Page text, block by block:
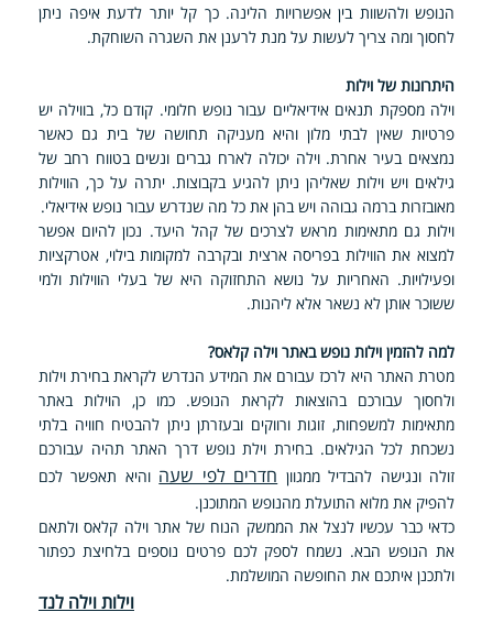
הנופש ולהשוות בין אפשרויות הלינה. כך קל יותר לדעת איפה ניתן
לחסוך ומה צריך לעשות על מנת לרענן את השגרה השוחקת.
היתרונות של וילות
וילה מספקת תנאים אידיאליים עבור נופש חלומי. קודם כל, בווילה יש
פרטיות שאין לבתי מלון והיא מעניקה תחושה של בית גם כאשר
נמצאים בעיר אחרת. וילה יכולה לארח גברים ונשים בטווח רחב של
גילאים ויש וילות שאליהן ניתן להגיע בקבוצות. יתרה על כך, הווילות
מאובזרות ברמה גבוהה ויש בהן את כל מה שנדרש עבור נופש אידיאלי.
וילות גם מתאימות מראש לצרכים של קהל היעד. נכון להיום אפשר
למצוא את הווילות בפריסה ארצית ובקרבה למקומות בילוי, אטרקציות
ופעילויות. האחריות על נושא התחזוקה היא של בעלי הווילות ולמי
ששוכר אותן לא נשאר אלא ליהנות.
למה להזמין וילות נופש באתר וילה קלאס?
מטרת האתר היא לרכז עבורם את המידע הנדרש לקראת בחירת וילות
ולחסוך עבורכם בהוצאות לקראת הנופש. כמו כן, הוילות באתר
מתאימות למשפחות, זוגות ורווקים ובעזרתן ניתן להבטיח חוויה בלתי
נשכחת לכל הגילאים. בחירת וילת נופש דרך האתר תהיה עבורכם
זולה ונגישה להבדיל ממגוון חדרים לפי שעה והיא תאפשר לכם
להפיק את מלוא התועלת מהנופש המתוכנן.
כדאי כבר עכשיו לנצל את הממשק הנוח של אתר וילה קלאס ולתאם
את הנופש הבא. נשמח לספק לכם פרטים נוספים בלחיצת כפתור
ולתכנן איתכם את החופשה המושלמת.
וילות וילה לנד